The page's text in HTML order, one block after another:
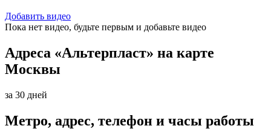
Добавить видео
Пока нет видео, будьте первым и добавьте видео
Адреса «Альтерпласт» на карте
Москвы
за 30 дней
Метро, адрес, телефон и часы работы